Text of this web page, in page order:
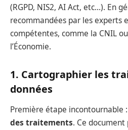
(RGPD, NIS2, AI Act, etc…). En
recommandées par les experts
compétentes, comme la CNIL
l’Économie.
1. Cartographier les
données
Première étape incontournable
des traitements. Ce document